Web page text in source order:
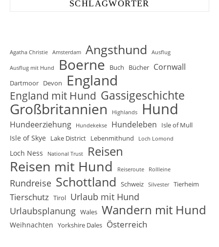
SCHLAGWÖRTER
Agatha Christie Amsterdam Angsthund Ausflug
Ausflug mit Hund Boerne Buch Bücher Cornwall
Dartmoor Devon England
England mit Hund Gassigeschichte
Großbritannien Highlands Hund
Hundeerziehung Hundekekse Hundeleben Isle of Mull
Isle of Skye Lake District Lebenmithund Loch Lomond
Loch Ness National Trust Reisen
Reisen mit Hund Reiseroute Rollleine
Rundreise Schottland Schweiz Silvester Tierheim
Tierschutz Tirol Urlaub mit Hund
Urlaubsplanung Wales Wandern mit Hund
Weihnachten Yorkshire Dales Österreich